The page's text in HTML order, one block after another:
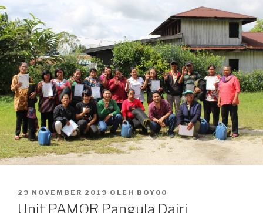
DIPOSKAN
PADA
29 NOVEMBER 2019 OLEH BOY00
Unit PAMOR Pangula Dairi